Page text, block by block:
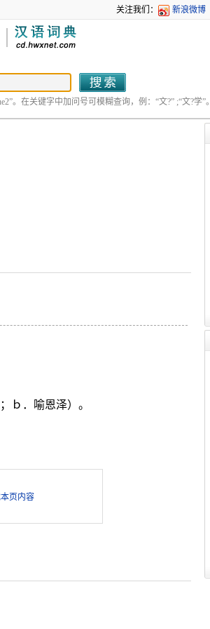
关注我们： 新浪微博
。在关键字中加问号可模糊查询，例：“文?” ;“文?学”。
ｂ．喻恩泽）。
本页内容